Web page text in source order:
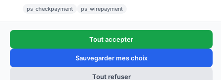
Ajouter au panier
ps_checkpayment ps_wirepayment
Tout accepter
Sauvegarder mes choix
Tout refuser